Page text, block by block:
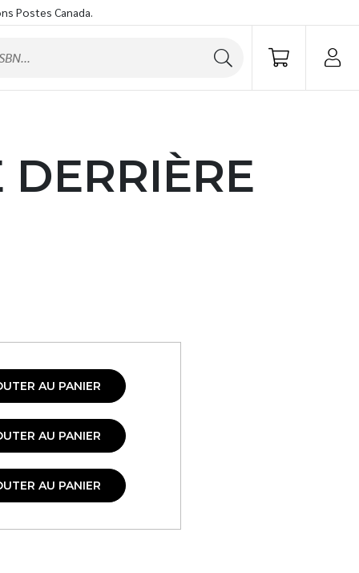
Postes Canada.
AU PANIER
AU PANIER
AU PANIER